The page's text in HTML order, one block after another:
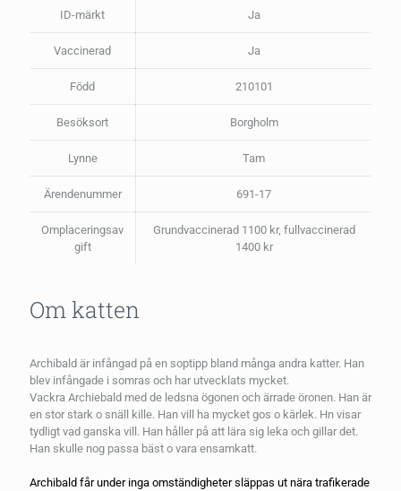
ID-märkt Ja
Vaccinerad Ja
Född 210101
Besöksort Borgholm
Lynne Tam
Ärendenummer 691-17
Omplaceringsav
gift
Grundvaccinerad 1100 kr, fullvaccinerad
1400 kr
Om katten
Archibald är infångad på en soptipp bland många andra katter. Han
blev infångade i somras och har utvecklats mycket.
Vackra Archiebald med de ledsna ögonen och ärrade öronen. Han är
en stor stark o snäll kille. Han vill ha mycket gos o kärlek. Hn visar
tydligt vad ganska vill. Han håller på att lära sig leka och gillar det.
Han skulle nog passa bäst o vara ensamkatt.
Archibald får under inga omständigheter släppas ut nära trafikerade